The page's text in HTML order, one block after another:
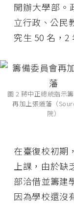
開辦大學部。
立行政、公民
究生 50 名，2
圖 2 蔣中正總統指示
再加上張道藩（
院）
在臺復校初期
上課，由於缺
部洽借並籌建
因為學校還沒